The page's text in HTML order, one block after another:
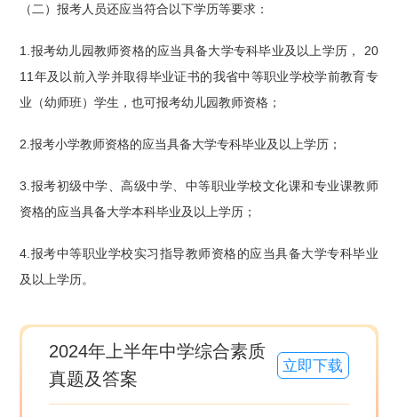
（二）报考人员还应当符合以下学历等要求：
1.报考幼儿园教师资格的应当具备大学专科毕业及以上学历， 20
11年及以前入学并取得毕业证书的我省中等职业学校学前教育专
业（幼师班）学生，也可报考幼儿园教师资格；
2.报考小学教师资格的应当具备大学专科毕业及以上学历；
3.报考初级中学、高级中学、中等职业学校文化课和专业课教师
资格的应当具备大学本科毕业及以上学历；
4.报考中等职业学校实习指导教师资格的应当具备大学专科毕业
及以上学历。
2024年上半年中学综合素质
真题及答案
立即下载